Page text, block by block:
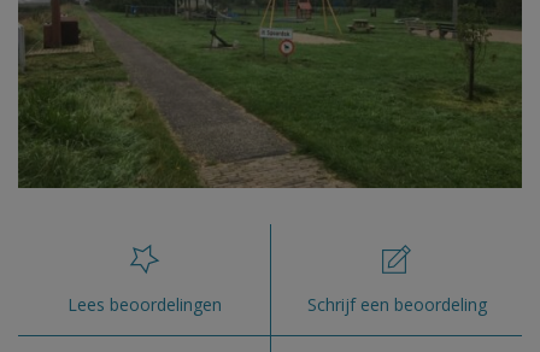
Lees beoordelingen Schrijf een beoordeling